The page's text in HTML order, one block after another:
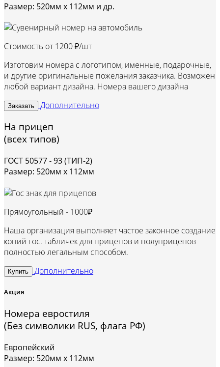
Размер: 520мм х 112мм и др.
Стоимость от 1200 ₽/шт
Изготовим номера с логотипом, именные, подарочные,
и другие оригинальные пожелания заказчика. Возможен
любой вариант дизайна. Номера вашего дизайна
Заказать Дополнительно
На прицеп
(всех типов)
ГОСТ 50577 - 93 (ТИП-2)
Размер: 520мм х 112мм
Прямоугольный - 1000₽
Наша организация выполняет частое законное создание
копий гос. табличек для прицепов и полуприцепов
полностью легальным способом.
Купить Дополнительно
Акция
Номера евростиля
(Без символики RUS, флага РФ)
Европейский
Размер: 520мм х 112мм